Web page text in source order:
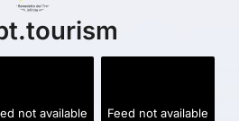
not available Feed not available